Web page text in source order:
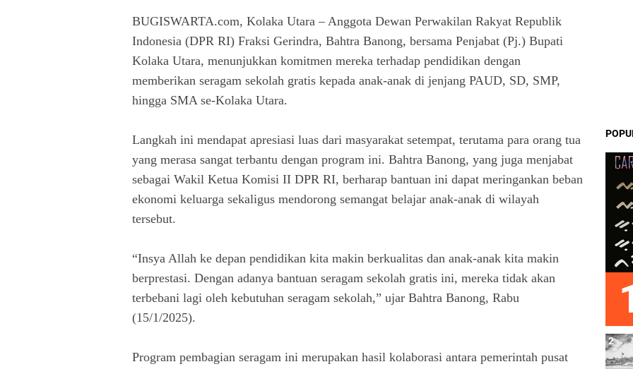
BUGISWARTA.com, Kolaka Utara – Anggota Dewan Perwakilan Rakyat Republik
Indonesia (DPR RI) Fraksi Gerindra, Bahtra Banong, bersama Penjabat (Pj.) Bupati
Kolaka Utara, menunjukkan komitmen mereka terhadap pendidikan dengan
memberikan seragam sekolah gratis kepada anak-anak di jenjang PAUD, SD, SMP,
hingga SMA se-Kolaka Utara.
Langkah ini mendapat apresiasi luas dari masyarakat setempat, terutama para orang tua
yang merasa sangat terbantu dengan program ini. Bahtra Banong, yang juga menjabat
sebagai Wakil Ketua Komisi II DPR RI, berharap bantuan ini dapat meringankan beban
ekonomi keluarga sekaligus mendorong semangat belajar anak-anak di wilayah
tersebut.
“Insya Allah ke depan pendidikan kita makin berkualitas dan anak-anak kita makin
berprestasi. Dengan adanya bantuan seragam sekolah gratis ini, mereka tidak akan
terbebani lagi oleh kebutuhan seragam sekolah,” ujar Bahtra Banong, Rabu
(15/1/2025).
Program pembagian seragam ini merupakan hasil kolaborasi antara pemerintah pusat